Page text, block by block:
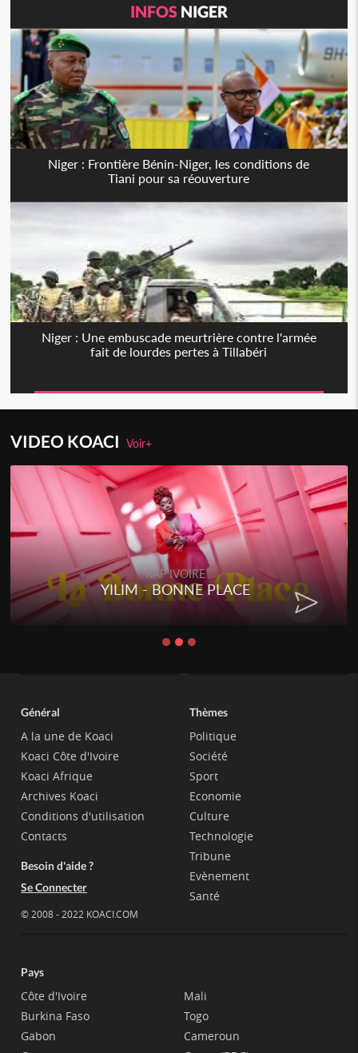
INFOS NIGER
Niger : Frontière Bénin-Niger, les conditions de
Tiani pour sa réouverture
Niger : Une embuscade meurtrière contre l'armée
fait de lourdes pertes à Tillabéri
VIDEO KOACIVoir+
RAP IVOIRE
YILIM - BONNE PLACE
Général
A la une de Koaci
Koaci Côte d'Ivoire
Koaci Afrique
Archives Koaci
Conditions d'utilisation
Contacts
Besoin d'aide ?
Se Connecter
© 2008 - 2022 KOACI.COM
Thèmes
Politique
Société
Sport
Economie
Culture
Technologie
Tribune
Evènement
Santé
Pays
Côte d'Ivoire
Burkina Faso
Gabon
Mali
Togo
Cameroun